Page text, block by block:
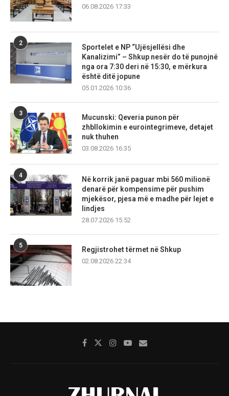
06.08.2026 17:33
2
Sportelet e NP “Ujësjellësi dhe
Kanalizimi” – Shkup nesër do të punojnë
nga ora 7:30 deri në 15:30, e mërkura
është ditë jopune
05.01.2026 10:36
3
Mucunski: Qeveria punon për
zhbllokimin e eurointegrimeve, detajet
nuk thuhen
03.08.2026 16:35
4
Në korrik janë paguar mbi 560 milionë
denarë për kompensime për pushim
mjekësor, pjesa më e madhe për lejet e
lindjes
28.07.2026 15:52
5
Regjistrohet tërmet në Shkup
02.08.2026 22:34